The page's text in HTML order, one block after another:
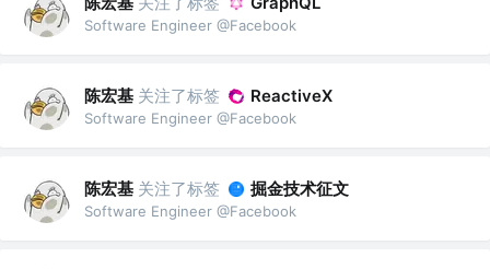
Software Engineer @Facebook
陈宏基 关注了标签 ReactiveX
Software Engineer @Facebook
陈宏基 关注了标签 掘金技术征文
Software Engineer @Facebook